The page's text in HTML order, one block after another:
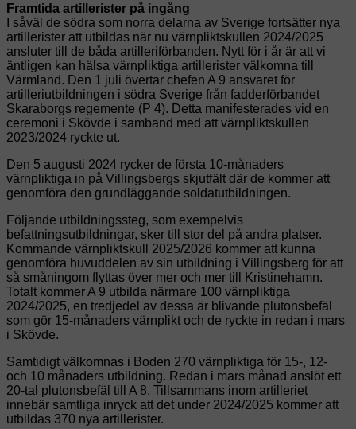
Framtida artillerister på ingång
I såväl de södra som norra delarna av Sverige fortsätter nya
artillerister att utbildas när nu värnpliktskullen 2024/2025
ansluter till de båda artilleriförbanden. Nytt för i år är att vi
äntligen kan hälsa värnpliktiga artillerister välkomna till
Värmland. Den 1 juli övertar chefen A 9 ansvaret för
artilleriutbildningen i södra Sverige från fadderförbandet
Skaraborgs regemente (P 4). Detta manifesterades vid en
ceremoni i Skövde i samband med att värnpliktskullen
2023/2024 ryckte ut.
Den 5 augusti 2024 rycker de första 10-månaders
värnpliktiga in på Villingsbergs skjutfält där de kommer att
genomföra den grundläggande soldatutbildningen.
Följande utbildningssteg, som exempelvis
befattningsutbildningar, sker till stor del på andra platser.
Kommande värnpliktskull 2025/2026 kommer att kunna
genomföra huvuddelen av sin utbildning i Villingsberg för att
så småningom flyttas över mer och mer till Kristinehamn.
Totalt kommer A 9 utbilda närmare 100 värnpliktiga
2024/2025, en tredjedel av dessa är blivande plutonsbefäl
som gör 15-månaders värnplikt och de ryckte in redan i mars
i Skövde.
Samtidigt välkomnas i Boden 270 värnpliktiga för 15-, 12-
och 10 månaders utbildning. Redan i mars månad anslöt ett
20-tal plutonsbefäl till A 8. Tillsammans inom artilleriet
innebär samtliga inryck att det under 2024/2025 kommer att
utbildas 370 nya artillerister.